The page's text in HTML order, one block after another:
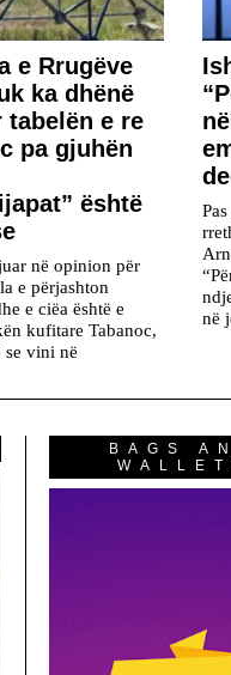
e Rrugëve
ka dhënë
tabelën e re
pa gjuhën
është
në opinion për
e përjashton
e ciëa është e
kufitare Tabanoc,
se vini në
në
BAGS